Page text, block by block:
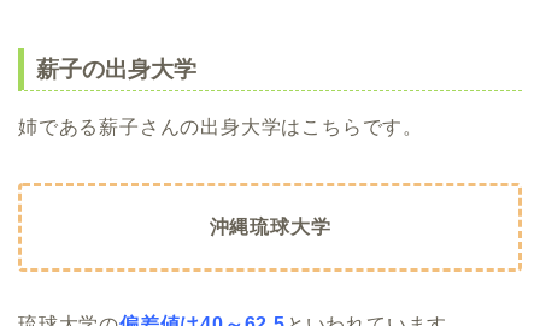
薪子の出身大学
姉である薪子さんの出身大学はこちらです。
沖縄琉球大学